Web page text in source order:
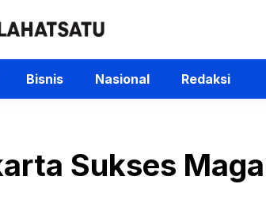
Bisnis Nasional Redaksi
Sukses